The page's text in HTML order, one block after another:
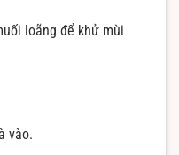
loãng để khử mùi
vào.